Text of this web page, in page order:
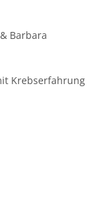
Barbara
Krebserfahrung